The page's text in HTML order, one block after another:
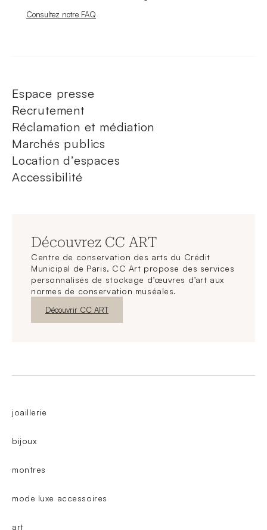
Nouvelle fenêtre
Consultez notre FAQ
Espace presse
Recrutement
Réclamation et médiation
Marchés publics
Location d’espaces
Accessibilité
Découvrez CC ART
Centre de conservation des arts du Crédit
Municipal de Paris, CC Art propose des services
personnalisés de stockage d’œuvres d’art aux
normes de conservation muséales.
Nouvelle fenêtre
Découvrir CC ART
joaillerie
bijoux
montres
mode luxe accessoires
art